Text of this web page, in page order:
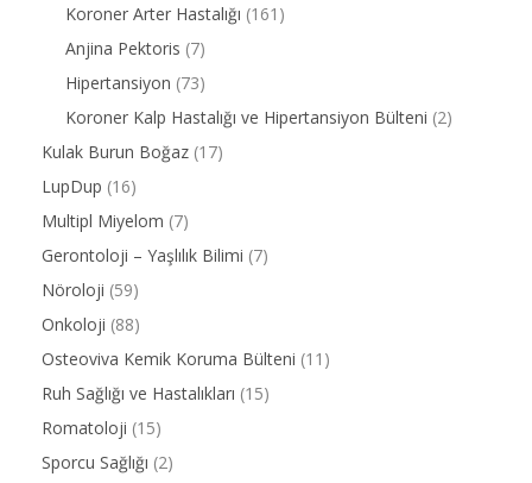
Koroner Arter Hastalığı (161)
Anjina Pektoris (7)
Hipertansiyon (73)
Koroner Kalp Hastalığı ve Hipertansiyon Bülteni (2)
Kulak Burun Boğaz (17)
LupDup (16)
Multipl Miyelom (7)
Gerontoloji – Yaşlılık Bilimi (7)
Nöroloji (59)
Onkoloji (88)
Osteoviva Kemik Koruma Bülteni (11)
Ruh Sağlığı ve Hastalıkları (15)
Romatoloji (15)
Sporcu Sağlığı (2)